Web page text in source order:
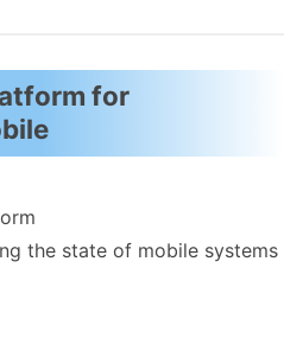
for
the state of mobile systems